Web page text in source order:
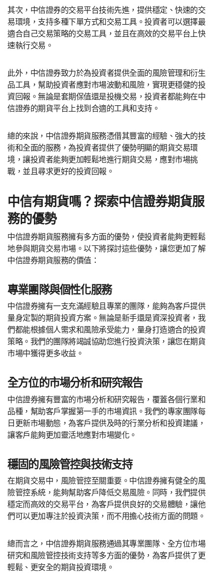
其次，中信證券的交易平台技術先進，提供穩定、快速的交
易環境，支持多種下單方式和交易工具。投資者可以選擇最
適合自己交易策略的交易工具，並且在高效的交易平台上快
速執行交易。
此外，中信證券致力於為投資者提供全面的風險管理和衍生
品工具，幫助投資者應對市場波動和風險，實現更穩健的投
資回報。無論是套期保值還是投機交易，投資者都能夠在中
信證券的期貨平台上找到合適的工具和支持。
總的來說，中信證券期貨服務憑借其豐富的經驗、強大的技
術和全面的服務，為投資者提供了優勢明顯的期貨交易環
境，讓投資者能夠更加輕鬆地進行期貨交易，應對市場挑
戰，並且尋求更好的投資回報。
中信有期貨嗎？探索中信證券期貨服
務的優勢
中信證券期貨服務擁有多方面的優勢，使投資者能夠更輕鬆
地參與期貨交易市場。以下將探討這些優勢，讓您更加了解
中信證券期貨服務的價值：
專業團隊與個性化服務
中信證券擁有一支充滿經驗且專業的團隊，能夠為客戶提供
量身定製的期貨投資方案。無論是新手還是資深投資者，我
們都能根據個人需求和風險承受能力，量身打造適合的投資
策略。我們的團隊將竭誠協助您進行投資決策，讓您在期貨
市場中獲得更多收益。
全方位的市場分析和研究報告
中信證券擁有豐富的市場分析和研究報告，覆蓋各個行業和
品種，幫助客戶掌握第一手的市場資訊。我們的專家團隊每
日更新市場動態，為客戶提供及時的行業分析和投資建議，
讓客戶能夠更加靈活地應對市場變化。
穩固的風險管控與技術支持
在期貨交易中，風險管控至關重要。中信證券擁有健全的風
險管控系統，能夠幫助客戶降低交易風險。同時，我們提供
穩定而高效的交易平台，為客戶提供良好的交易體驗，讓他
們可以更加專注於投資決策，而不用擔心技術方面的問題。
總而言之，中信證券期貨服務通過其專業團隊、全方位市場
研究和風險管控技術支持等多方面的優勢，為客戶提供了更
輕鬆、更安全的期貨投資環境。